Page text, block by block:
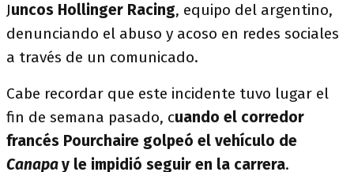
Juncos Hollinger Racing, equipo del argentino,
denunciando el abuso y acoso en redes sociales
a través de un comunicado.
Cabe recordar que este incidente tuvo lugar el
fin de semana pasado, cuando el corredor
francés Pourchaire golpeó el vehículo de
Canapay le impidió seguir en la carrera.